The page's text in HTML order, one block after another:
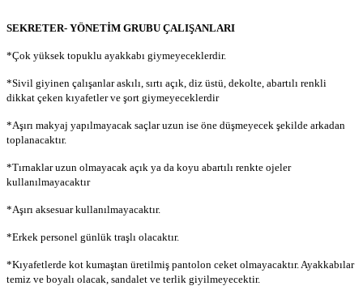
SEKRETER- YÖNETİM GRUBU ÇALIŞANLARI
*Çok yüksek topuklu ayakkabı giymeyeceklerdir.
*Sivil giyinen çalışanlar askılı, sırtı açık, diz üstü, dekolte, abartılı renkli
dikkat çeken kıyafetler ve şort giymeyeceklerdir
*Aşırı makyaj yapılmayacak saçlar uzun ise öne düşmeyecek şekilde arkadan
toplanacaktır.
*Tırnaklar uzun olmayacak açık ya da koyu abartılı renkte ojeler
kullanılmayacaktır
*Aşırı aksesuar kullanılmayacaktır.
*Erkek personel günlük traşlı olacaktır.
*Kıyafetlerde kot kumaştan üretilmiş pantolon ceket olmayacaktır. Ayakkabılar
temiz ve boyalı olacak, sandalet ve terlik giyilmeyecektir.